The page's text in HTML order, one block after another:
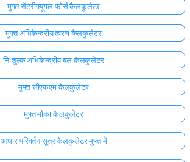
मुफ्त सेंट्रीफ्यूगल फोर्स कैलकुलेटर
मुफ्त अभिकेन्द्रीय त्वरण कैलकुलेटर
निःशुल्क अभिकेन्द्रीय बल कैलकुलेटर
मुफ्त सीएफएम कैलकुलेटर
मुफ्त मौका कैलकुलेटर
आधार परिवर्तन सूत्र कैलकुलेटर मुफ्त में